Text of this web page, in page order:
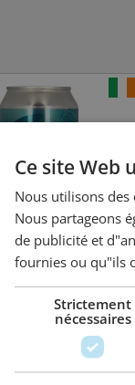
Coast IPA
Ce site Web
Nous utilisons
Nous partageons
de publicité et
fournies ou qu"ils
Strictement
nécessaires